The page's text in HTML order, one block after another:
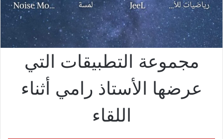
مجموعة التطبيقات التي
عرضها الأستاذ رامي أثناء
اللقاء